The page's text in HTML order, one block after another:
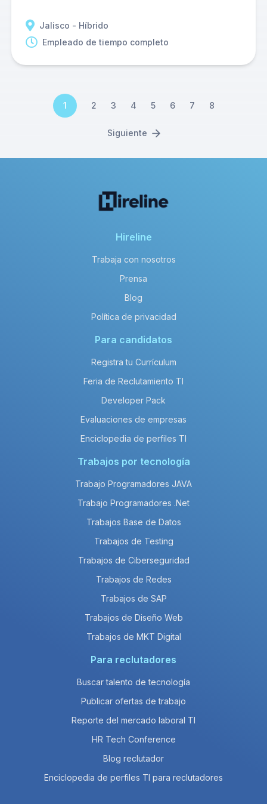
Jalisco - Híbrido
Empleado de tiempo completo
1 2 3 4 5 6 7 8
Siguiente
Hireline
Trabaja con nosotros
Prensa
Blog
Política de privacidad
Para candidatos
Registra tu Currículum
Feria de Reclutamiento TI
Developer Pack
Evaluaciones de empresas
Enciclopedia de perfiles TI
Trabajos por tecnología
Trabajo Programadores JAVA
Trabajo Programadores .Net
Trabajos Base de Datos
Trabajos de Testing
Trabajos de Ciberseguridad
Trabajos de Redes
Trabajos de SAP
Trabajos de Diseño Web
Trabajos de MKT Digital
Para reclutadores
Buscar talento de tecnología
Publicar ofertas de trabajo
Reporte del mercado laboral TI
HR Tech Conference
Blog reclutador
Enciclopedia de perfiles TI para reclutadores